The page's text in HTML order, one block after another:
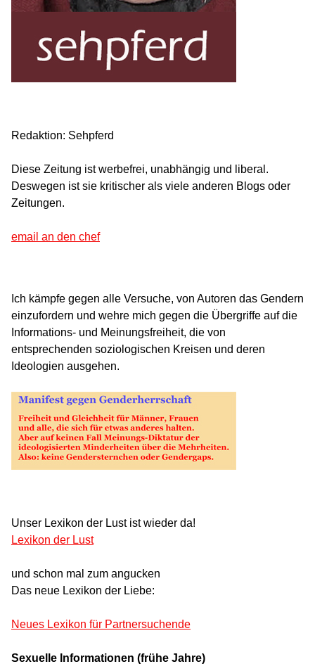
Redaktion: Sehpferd
Diese Zeitung ist werbefrei, unabhängig und liberal.
Deswegen ist sie kritischer als viele anderen Blogs oder
Zeitungen.
email an den chef
Ich kämpfe gegen alle Versuche, von Autoren das Gendern
einzufordern und wehre mich gegen die Übergriffe auf die
Informations- und Meinungsfreiheit, die von
entsprechenden soziologischen Kreisen und deren
Ideologien ausgehen.
Unser Lexikon der Lust ist wieder da!
Lexikon der Lust
und schon mal zum angucken
Das neue Lexikon der Liebe:
Neues Lexikon für Partnersuchende
Sexuelle Informationen (frühe Jahre)